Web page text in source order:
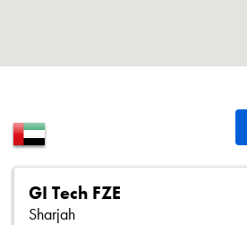
GI Tech FZE
Sharjah